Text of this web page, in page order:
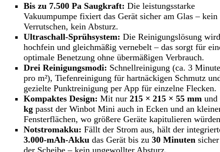
Bis zu 7.500 Pa Saugkraft: Die leistungsstarke
Vakuumpumpe fixiert das Gerät sicher am Glas – kein
Verrutschen, kein Absturz.
Ultraschall-Sprühsystem: Die Reinigungslösung wird
hochfein und gleichmäßig vernebelt – das sorgt für
optimale Benetzung ohne übermäßigen Verbrauch.
Drei Reinigungsmodi: Schnellreinigung (ca. 3
pro m²), Tiefenreinigung für hartnäckigen Schmutz
gezielte Punktreinigung per App für einzelne Flecken.
Kompaktes Design: Mit nur 215 × 215 × 55 mm und
kg passt der Winbot Mini auch in Ecken und an
Fensterflächen, wo größere Geräte kapitulieren
Notstromakku: Fällt der Strom aus, hält der
3.000-mAh-Akku das Gerät bis zu 30 Minuten
der Scheibe – kein ungewollter Absturz.